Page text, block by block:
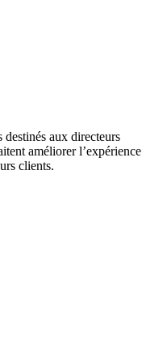
aux directeurs
améliorer l’expérience
clients.